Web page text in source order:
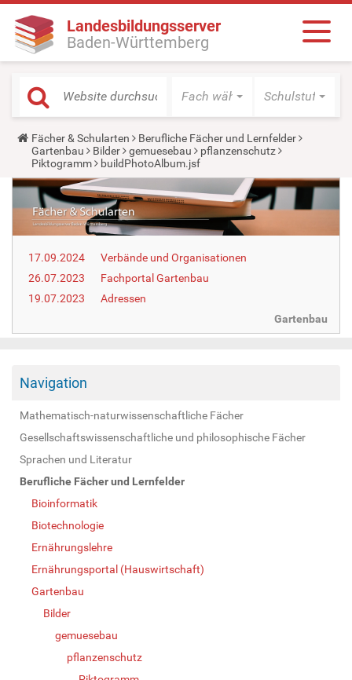
Landesbildungsserver
Baden-Württemberg
Fach wählen Schulstufe
Y
o
u
a
r
h
e
r
:
Fächer & Schularten
Berufliche Fächer und Lernfelder
Gartenbau
Bilder gemuesebau
pflanzenschutz
Piktogramm
buildPhotoAlbum.jsf
17.09.2024
Verbände und Organisationen
26.07.2023
Fachportal Gartenbau
19.07.2023
Adressen
Gartenbau
Navigation
Mathematisch-naturwissenschaftliche Fächer
Gesellschaftswissenschaftliche und philosophische Fächer
Sprachen und Literatur
Berufliche Fächer und Lernfelder
Bioinformatik
Biotechnologie
Ernährungslehre
Ernährungsportal (Hauswirtschaft)
Gartenbau
Bilder
gemuesebau
pflanzenschutz